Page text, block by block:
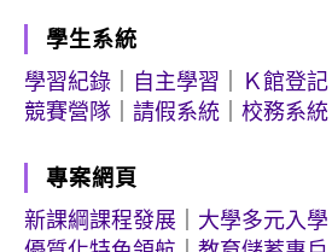
學生系統
學習紀錄
自主學習
Ｋ館登記
競賽營隊
請假系統 校務系統
專案網頁
新課綱課程發展
大學多元入學